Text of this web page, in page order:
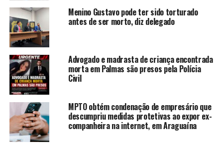
Menino Gustavo pode ter sido torturado
antes de ser morto, diz delegado
Advogado e madrasta de criança encontrada
morta em Palmas são presos pela Polícia
Civil
MPTO obtém condenação de empresário que
descumpriu medidas protetivas ao expor ex-
companheira na internet, em Araguaína